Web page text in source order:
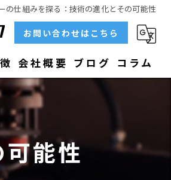
の仕組みを探る：技術の進化とその可能性
お問い合わせはこちら
会社概要 ブログ コラム
能性